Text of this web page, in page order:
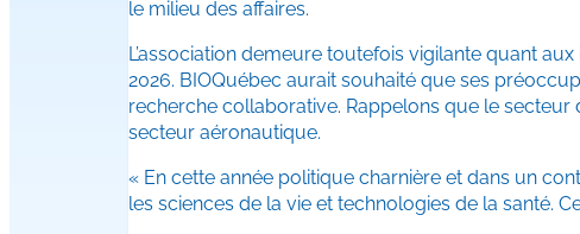
le milieu des affaires.
L’association demeure toutefois vigilante quant
2026. BIOQuébec aurait souhaité que ses
recherche collaborative. Rappelons que le secteur
secteur aéronautique.
« En cette année politique charnière et dans un
les sciences de la vie et technologies de la santé.